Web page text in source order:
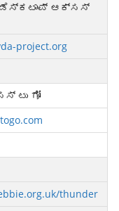
ಡೆಸ್ಕಟಾಪ್ ಆಕ್ಸಸ್
project.org
ಟು ಗೋ
thunder